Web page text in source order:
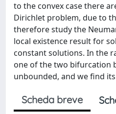
to the convex case there
Dirichlet problem, due to
therefore study the
local existence result for
constant solutions. In the
one of the two bifurcation
unbounded, and we find
Scheda breve